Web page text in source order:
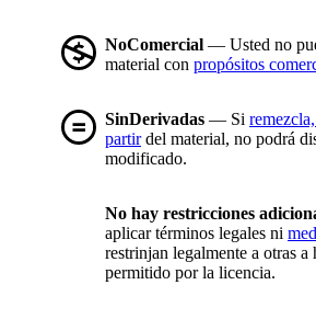
NoComercial — Usted no
material con propósitos
SinDerivadas — Si
partirdel material, no podrá
modificado.
No hay restricciones
aplicar términos legales ni
restrinjan legalmente a otras a
permitido por la licencia.